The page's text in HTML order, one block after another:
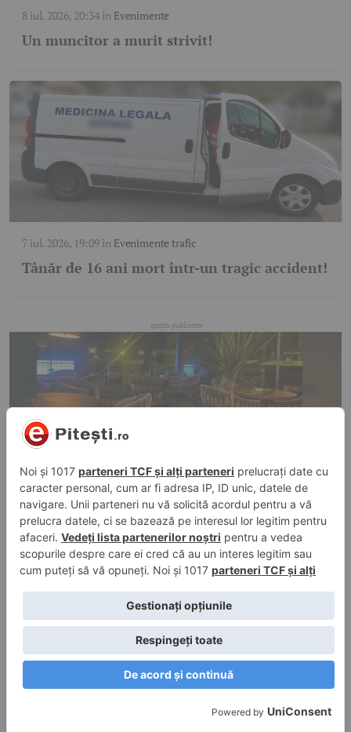
8 iul. 2026, 20:34în Evenimente
Un muncitor a murit strivit!
7 iul. 2026, 19:09în Evenimente trafic
Tânăr de 16 ani mort într-un tragic accident!
6 iul. 2026, 18:42înȘtiri
Turist de 18 ani, mort într-un accident